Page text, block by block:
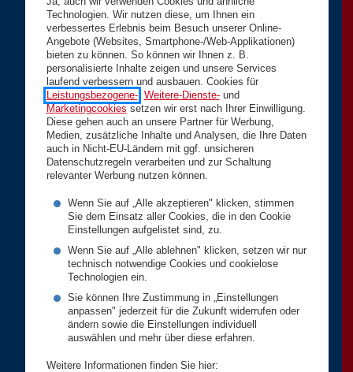
Technologien. Wir nutzen diese, um Ihnen ein
verbessertes Erlebnis beim Besuch unserer Online-
Angebote (Websites, Smartphone-/Web-Applikationen)
bieten zu können. So können wir Ihnen z. B.
personalisierte Inhalte zeigen und unsere Services
laufend verbessern und ausbauen. Cookies für
Leistungsbezogene-, Weitere-Dienste-und
Marketingcookies setzen wir erst nach Ihrer Einwilligung.
Diese gehen auch an unsere Partner für Werbung,
Medien, zusätzliche Inhalte und Analysen, die Ihre Daten
auch in Nicht-EU-Ländern mit ggf. unsicheren
Datenschutzregeln verarbeiten und zur Schaltung
relevanter Werbung nutzen können.
Wenn Sie auf „Alle akzeptieren" klicken, stimmen
Sie dem Einsatz aller Cookies, die in den Cookie
Einstellungen aufgelistet sind, zu.
Wenn Sie auf „Alle ablehnen" klicken, setzen wir nur
technisch notwendige Cookies und cookielose
Technologien ein.
Sie können Ihre Zustimmung in „Einstellungen
anpassen" jederzeit für die Zukunft widerrufen oder
ändern sowie die Einstellungen individuell
auswählen und mehr über diese erfahren.
Weitere Informationen finden Sie hier: